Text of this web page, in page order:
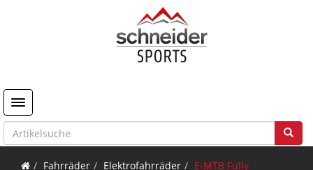
Toggle navigation
Fahrräder Elektrofahrräder E-MTB Fully